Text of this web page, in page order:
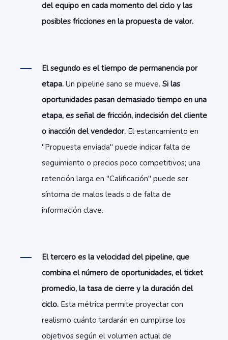
del equipo en cada momento del ciclo y las
posibles fricciones en la propuesta de valor.
El segundo es el tiempo de permanencia por
etapa. Un pipeline sano se mueve. Si las
oportunidades pasan demasiado tiempo en una
etapa, es señal de fricción, indecisión del cliente
o inacción del vendedor. El estancamiento en
"Propuesta enviada" puede indicar falta de
seguimiento o precios poco competitivos; una
retención larga en "Calificación" puede ser
síntoma de malos leads o de falta de
información clave.
El tercero es la velocidad del pipeline, que
combina el número de oportunidades, el ticket
promedio, la tasa de cierre y la duración del
ciclo. Esta métrica permite proyectar con
realismo cuánto tardarán en cumplirse los
objetivos según el volumen actual de